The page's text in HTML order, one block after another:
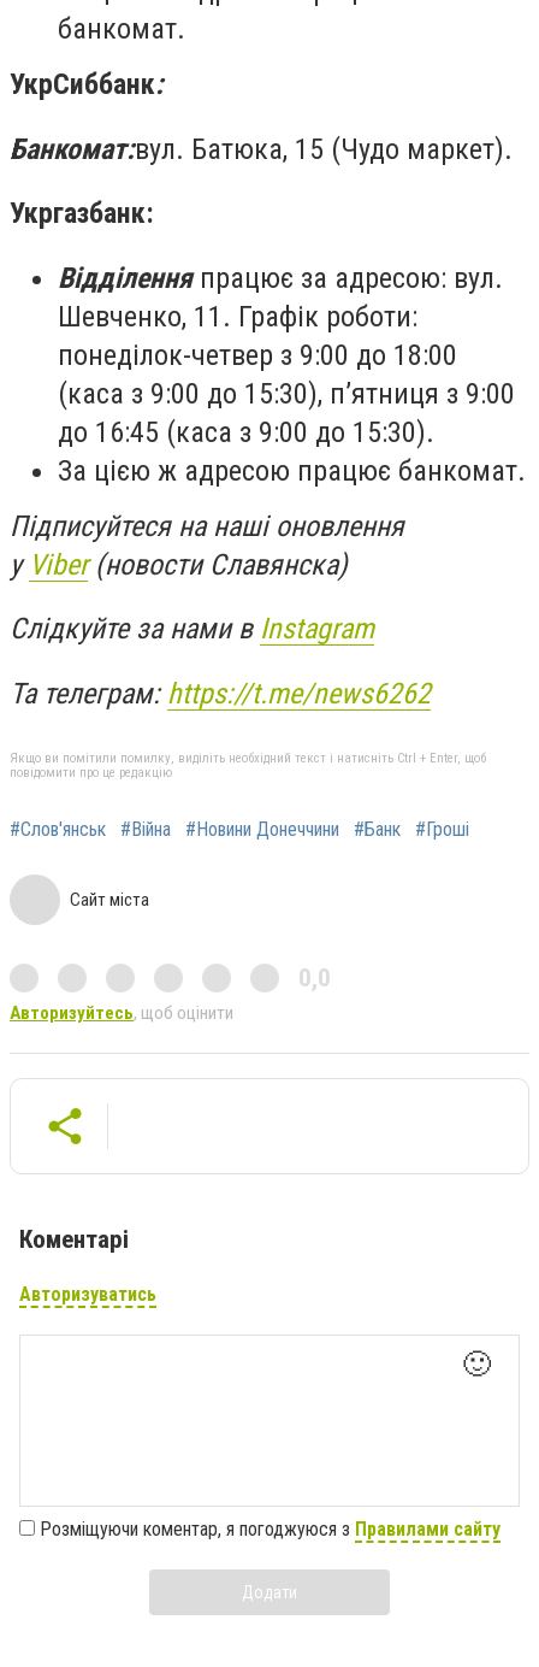
банкомат.
УкрСиббанк:
Банкомат:вул. Батюка, 15 (Чудо маркет).
Укргазбанк:
Відділенняпрацює за адресою: вул.
Шевченко, 11. Графік роботи:
понеділок-четвер з 9:00 до 18:00
(каса з 9:00 до 15:30), п’ятниця з 9:00
до 16:45 (каса з 9:00 до 15:30).
За цією ж адресою працює банкомат.
Підписуйтеся на наші оновлення
у Viber(новости Славянска)
Слідкуйте за нами в Instagram
Та телеграм:https://t.me/news6262
Якщо ви помітили помилку, виділіть необхідний текст і натисніть Ctrl + Enter, щоб
повідомити про це редакцію
#Слов'янськ #Війна #Новини Донеччини #Банк #Гроші
Сайт міста
0,0
Авторизуйтесь, щоб оцінити
Коментарі
Авторизуватись
🙂
Розміщуючи коментар, я погоджуюся з Правилами сайту
Додати